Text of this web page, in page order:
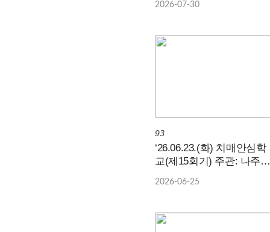
2026-07-30
93
‘26.06.23.(화) 치매안심학
교(제15회기) 주관: 나주시
나주숲체원
2026-06-25